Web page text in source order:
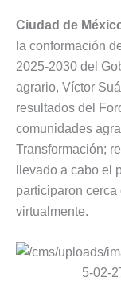
Ciudad de
la conformación
2025-2030 del
agrario, Víctor
resultados del
comunidades
Transformación;
llevado a cabo el
participaron
virtualmente.